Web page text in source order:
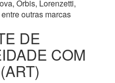
Orbis, Lorenzetti,
outras marcas
DE
COM